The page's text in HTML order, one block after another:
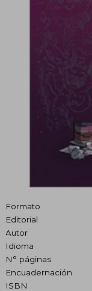
Formato
Editorial
Autor
Idioma
N° páginas
Encuadernación
ISBN